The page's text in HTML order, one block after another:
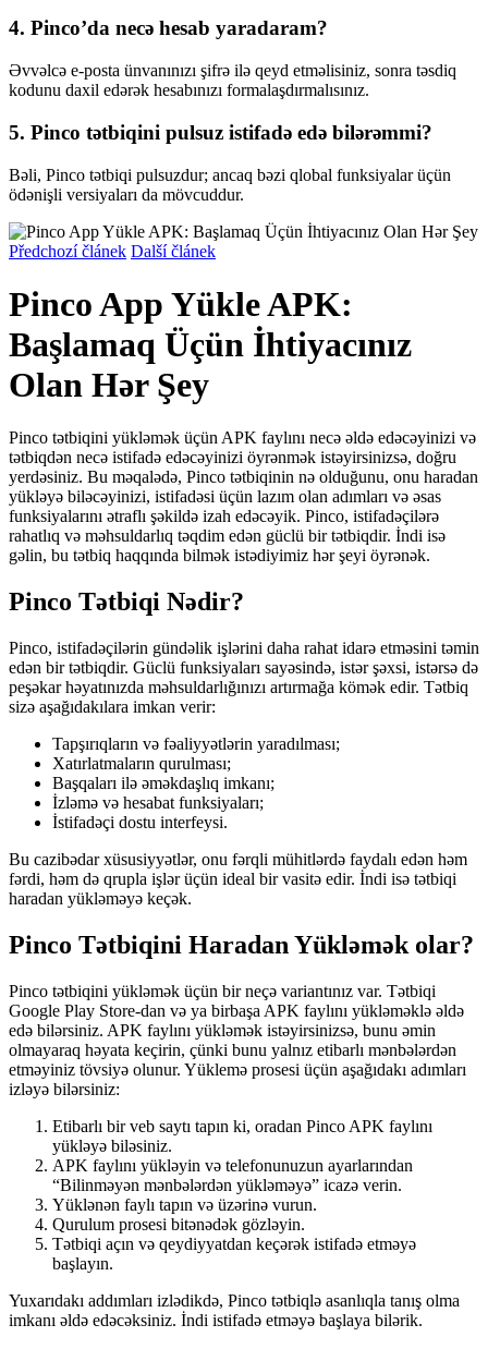
4. Pinco’da necə hesab yaradaram?
Əvvəlcə e-posta ünvanınızı şifrə ilə qeyd etməlisiniz, sonra təsdiq
kodunu daxil edərək hesabınızı formalaşdırmalısınız.
5. Pinco tətbiqini pulsuz istifadə edə bilərəmmi?
Bəli, Pinco tətbiqi pulsuzdur; ancaq bəzi qlobal funksiyalar üçün
ödənişli versiyaları da mövcuddur.
Předchozí článek Další článek
Pinco App Yükle APK:
Başlamaq Üçün İhtiyacınız
Olan Hər Şey
Pinco tətbiqini yükləmək üçün APK faylını necə əldə edəcəyinizi və
tətbiqdən necə istifadə edəcəyinizi öyrənmək istəyirsinizsə, doğru
yerdəsiniz. Bu məqalədə, Pinco tətbiqinin nə olduğunu, onu haradan
yükləyə biləcəyinizi, istifadəsi üçün lazım olan adımları və əsas
funksiyalarını ətraflı şəkildə izah edəcəyik. Pinco, istifadəçilərə
rahatlıq və məhsuldarlıq təqdim edən güclü bir tətbiqdir. İndi isə
gəlin, bu tətbiq haqqında bilmək istədiyimiz hər şeyi öyrənək.
Pinco Tətbiqi Nədir?
Pinco, istifadəçilərin gündəlik işlərini daha rahat idarə etməsini təmin
edən bir tətbiqdir. Güclü funksiyaları sayəsində, istər şəxsi, istərsə də
peşəkar həyatınızda məhsuldarlığınızı artırmağa kömək edir. Tətbiq
sizə aşağıdakılara imkan verir:
Tapşırıqların və fəaliyyətlərin yaradılması;
Xatırlatmaların qurulması;
Başqaları ilə əməkdaşlıq imkanı;
İzləmə və hesabat funksiyaları;
İstifadəçi dostu interfeysi.
Bu cazibədar xüsusiyyətlər, onu fərqli mühitlərdə faydalı edən həm
fərdi, həm də qrupla işlər üçün ideal bir vasitə edir. İndi isə tətbiqi
haradan yükləməyə keçək.
Pinco Tətbiqini Haradan Yükləmək olar?
Pinco tətbiqini yükləmək üçün bir neçə variantınız var. Tətbiqi
Google Play Store-dan və ya birbaşa APK faylını yükləməklə əldə
edə bilərsiniz. APK faylını yükləmək istəyirsinizsə, bunu əmin
olmayaraq həyata keçirin, çünki bunu yalnız etibarlı mənbələrdən
etməyiniz tövsiyə olunur. Yüklemə prosesi üçün aşağıdakı adımları
izləyə bilərsiniz:
Etibarlı bir veb saytı tapın ki, oradan Pinco APK faylını
yükləyə biləsiniz.
APK faylını yükləyin və telefonunuzun ayarlarından
“Bilinməyən mənbələrdən yükləməyə” icazə verin.
Yüklənən faylı tapın və üzərinə vurun.
Qurulum prosesi bitənədək gözləyin.
Tətbiqi açın və qeydiyyatdan keçərək istifadə etməyə
başlayın.
Yuxarıdakı addımları izlədikdə, Pinco tətbiqlə asanlıqla tanış olma
imkanı əldə edəcəksiniz. İndi istifadə etməyə başlaya bilərik.